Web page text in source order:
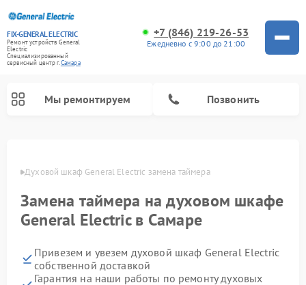
FIX-GENERAL ELECTRIC
Ремонт устройств General
Electric
Специализированный
cервисный центр г.Самара
+7 (846) 219-26-53
Ежедневно с 9:00 до 21:00
Мы ремонтируем Позвонить
Духовой шкаф General Electric замена таймера
Замена таймера на духовом шкафе
General Electric в Самаре
Привезем и увезем духовой шкаф General Electric
собственной доставкой
Гарантия на наши работы по ремонту духовых